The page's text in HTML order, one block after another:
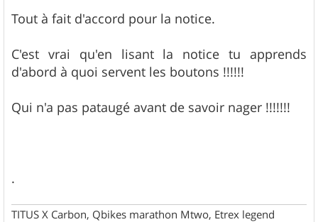
g
e
Tout à fait d'accord pour la notice.
C'est vrai qu'en lisant la notice tu apprends
d'abord à quoi servent les boutons !!!!!!
Qui n'a pas pataugé avant de savoir nager !!!!!!!
.
TITUS X Carbon, Qbikes marathon Mtwo, Etrex legend